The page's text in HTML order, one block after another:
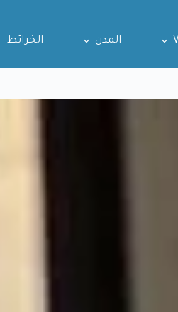
المدن الخرائط